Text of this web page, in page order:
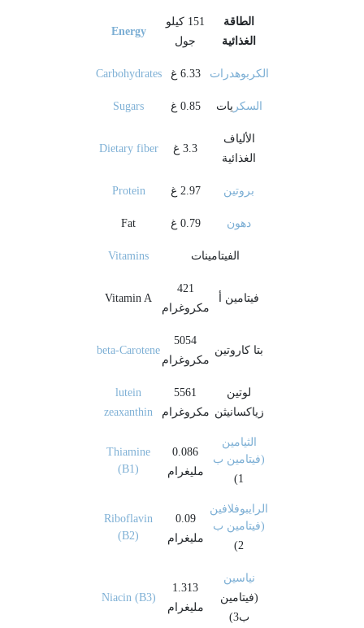
الطاقة
الغذائية
151 كيلو
جول
Energy
الكربوهدرات 6.33 غ Carbohydrates
السكر يات 0.85 غ Sugars
الألياف
الغذائية
3.3 غ Dietary fiber
بروتين 2.97 غ Protein
دهون 0.79 غ Fat
الفيتامينات Vitamins
فيتامين أ
421
مكروغرام
Vitamin A
بتا كاروتين
5054
مكروغرام
beta-Carotene
لوتين
زياكسانيثن
5561
مكروغرام
lutein
zeaxanthin
الثيامين
(فيتامين ب
1)
0.086
مليغرام
Thiamine
(B1)
الرايبوفلافين
(فيتامين ب
2)
0.09
مليغرام
Riboflavin
(B2)
نياسين
(فيتامين
ب3)
1.313
مليغرام
Niacin (B3)